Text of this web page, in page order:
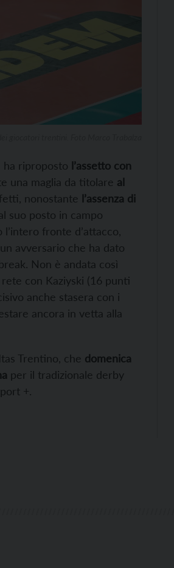
riproposto l’assetto con
una maglia da titolare al
nonostante l’assenza di
suo posto in campo
fronte d’attacco,
avversario che ha dato
Non è andata così
rete con Kaziyski (16 punti
anche stasera con i
ancora in vetta alla
Trentino, che domenica
per il tradizionale derby
+.